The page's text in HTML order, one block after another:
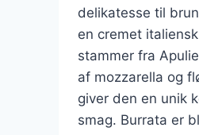
delikatesse til
en cremet
stammer fra
af mozzarella og
giver den en unik
smag. Burrata er